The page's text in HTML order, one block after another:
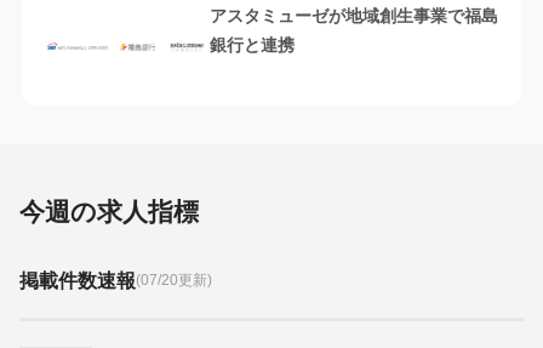
アスタミューゼが地域創生事業で福島
銀行と連携
今週の求人指標
掲載件数速報(07/20更新)